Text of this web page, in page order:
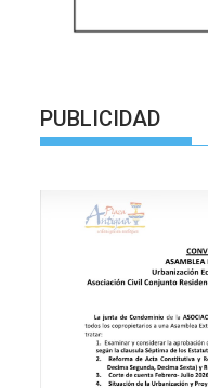
PUBLICIDAD